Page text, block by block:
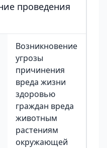
проведения
Возникновение
угрозы
причинения
вреда жизни
здоровью
граждан вреда
животным
растениям
окружающей